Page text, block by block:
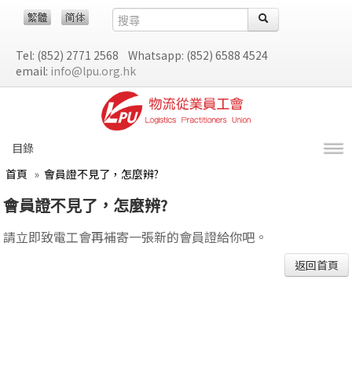
Tel: (852) 2771 2568 Whatsapp: (852) 6588 4524
email: info@lpu.org.hk
目錄
首頁 » 會員證不見了，怎麼辨?
會員證不見了，怎麼辨?
請立即致電工會再補寄一張新的會員證給你吧。
返回首頁